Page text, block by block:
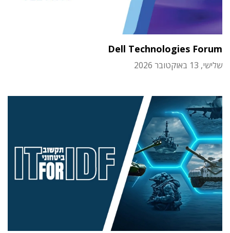
Dell Technologies Forum
שלישי, 13 באוקטובר 2026